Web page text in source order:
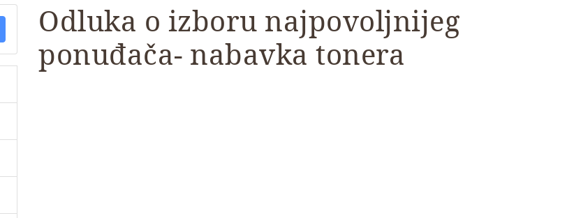
Odluka o izboru najpovoljnijeg
ponuđača- nabavka tonera